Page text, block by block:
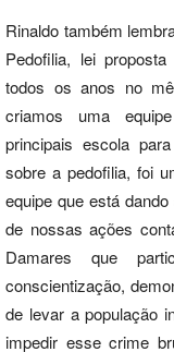
Rinaldo também
Pedofilia, lei
todos os anos no
criamos uma
principais escola
sobre a pedofilia, foi
equipe que está
de nossas ações
Damares que
conscientização,
de levar a população
impedir esse crime